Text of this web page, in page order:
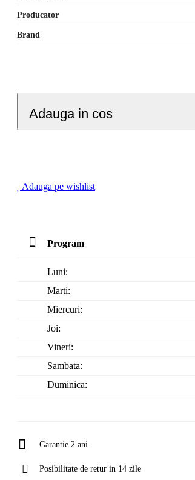
Producator
Brand
Adauga in cos
Adauga pe wishlist
Program
Luni:
Marti:
Miercuri:
Joi:
Vineri:
Sambata:
Duminica:
Garantie 2 ani
Posibilitate de retur in 14 zile